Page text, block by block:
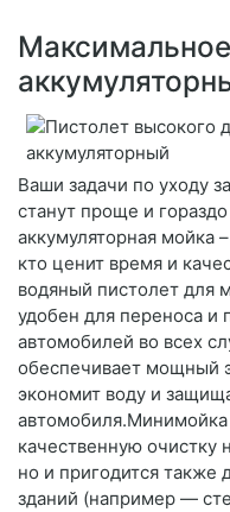
Ваши задачи по уходу
станут проще и
аккумуляторная мойка
кто ценит время и
водяный пистолет для
удобен для переноса и
автомобилей во всех
обеспечивает мощный
экономит воду и
качественную очистку
но и пригодится также
зданий (например —